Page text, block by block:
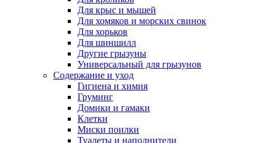
Для крыс и мышей
Для хомяков и морских свинок
Для хорьков
Для шиншилл
Другие грызуны
Универсальный для грызунов
Содержание и уход
Гигиена и химия
Груминг
Домики и гамаки
Клетки
Миски поилки
Туалеты и наполнители